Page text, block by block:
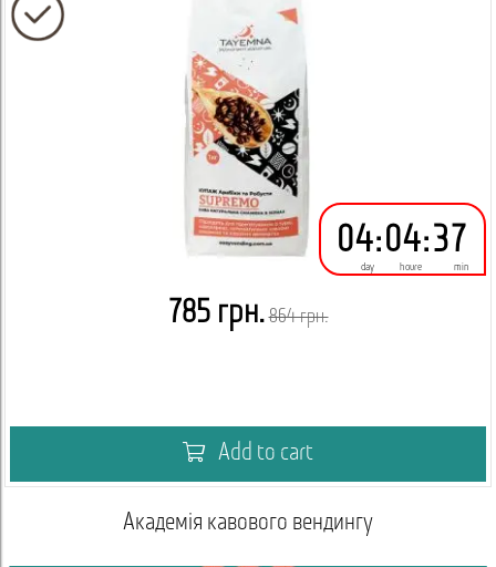
04
day
:04
houre
:37
min
785 грн. 864 грн.
Add to cart
Вебінар